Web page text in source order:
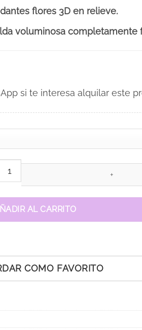
flores 3D en relieve.
voluminosa completamente
si te interesa alquilar este
AL CARRITO
COMO FAVORITO